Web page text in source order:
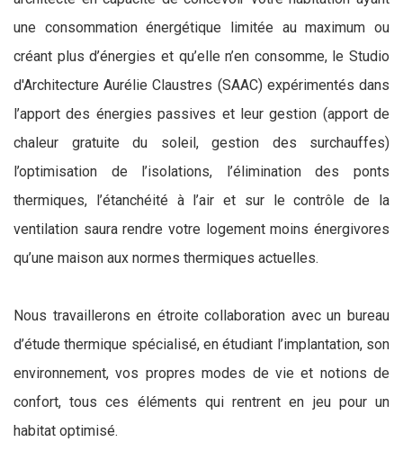
une consommation énergétique limitée au maximum ou
créant plus d’énergies et qu’elle n’en consomme, le Studio
d'Architecture Aurélie Claustres (SAAC) expérimentés dans
l’apport des énergies passives et leur gestion (apport de
chaleur gratuite du soleil, gestion des surchauffes)
l’optimisation de l’isolations, l’élimination des ponts
thermiques, l’étanchéité à l’air et sur le contrôle de la
ventilation saura rendre votre logement moins énergivores
qu’une maison aux normes thermiques actuelles.
Nous travaillerons en étroite collaboration avec un bureau
d’étude thermique spécialisé, en étudiant l’implantation, son
environnement, vos propres modes de vie et notions de
confort, tous ces éléments qui rentrent en jeu pour un
habitat optimisé.